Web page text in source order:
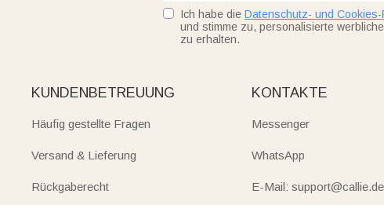
Ich habe die Datenschutz- und Cookies-
und stimme zu, personalisierte
zu erhalten.
KUNDENBETREUUNG
Häufig gestellte Fragen
Versand & Lieferung
Rückgaberecht
KONTAKTE
Messenger
WhatsApp
E-Mail: support@callie.de